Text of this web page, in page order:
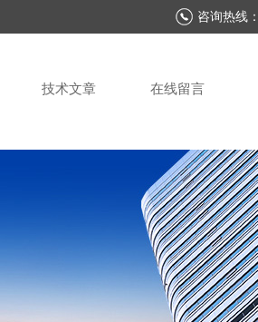
咨询热线：
技术文章 在线留言